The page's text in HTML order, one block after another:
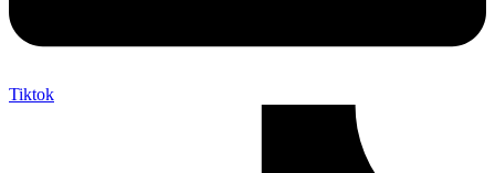
Tiktok